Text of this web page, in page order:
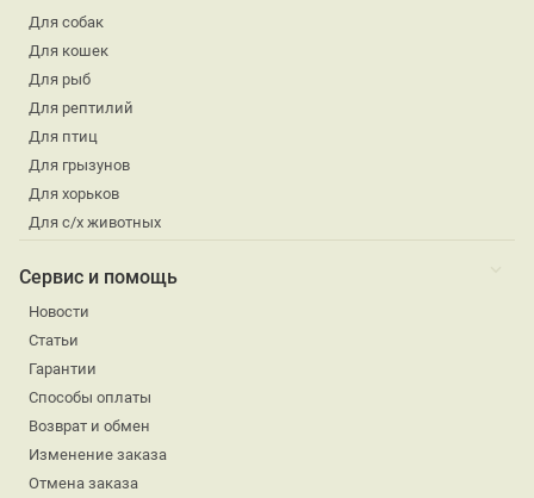
Для собак
Для кошек
Для рыб
Для рептилий
Для птиц
Для грызунов
Для хорьков
Для с/х животных
Сервис и помощь
Новости
Статьи
Гарантии
Способы оплаты
Возврат и обмен
Изменение заказа
Отмена заказа